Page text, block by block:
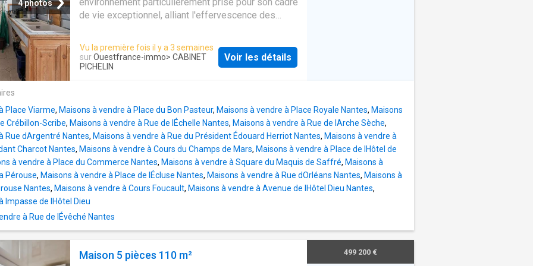
4 photos
de vie exceptionnel, alliant l'effervescence des
promenades bucoliques de l'Ile de Versailles,
charmante maison de ville. Construite en 1870 et
répartie sur 3 niveaux, cette demeure séduit par ses
compose d'une entrée, d'une première chambre,
d'une salle d'eau et WC indépendant. Au premier
étage, la pièce de réception cathédrale avec plus de
5 mètres de hauteur sous plafond donne au lieu une
atmosphère singulière. Il est complété par une
cuisine et une salle de bains avec WC. Le dernier
étage offre deux vastes chambres avec chacune
une mezzanine. Une demeure d'époque aux volumes
généreux, à venir découvrir sans tarder. (5.50 %
dont 2 lots habitation
Vu la première fois il y a 3 semaines
surOuestfrance-immo> CABINET
PICHELIN
Voir les détails
Place Viarme, Maisons à vendre à Place du Bon Pasteur, Maisons à vendre à Place Royale Nantes, Maisons
Crébillon-Scribe, Maisons à vendre à Rue de lÉchelle Nantes, Maisons à vendre à Rue de lArche Sèche,
Rue dArgentré Nantes, Maisons à vendre à Rue du Président Édouard Herriot Nantes, Maisons à vendre à
Charcot Nantes, Maisons à vendre à Cours du Champs de Mars, Maisons à vendre à Place de lHôtel de
à vendre à Place du Commerce Nantes, Maisons à vendre à Square du Maquis de Saffré, Maisons à
Pérouse, Maisons à vendre à Place de lÉcluse Nantes, Maisons à vendre à Rue dOrléans Nantes, Maisons à
Nantes, Maisons à vendre à Cours Foucault, Maisons à vendre à Avenue de lHôtel Dieu Nantes,
Impasse de lHôtel Dieu
à Rue de lÉvêché Nantes
Maison 5 pièces 110 m² 499 200 €